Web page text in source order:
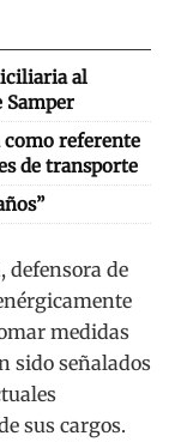
al
Samper
como referente
de transporte
defensora de
medidas
sido señalados
sus cargos.